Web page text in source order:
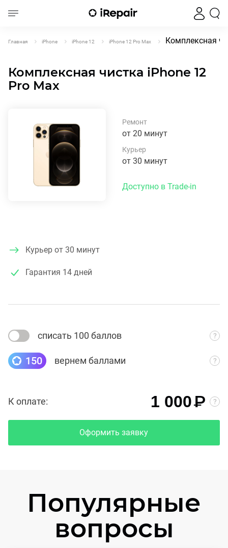
Главная iPhone iPhone 12 iPhone 12 Pro Max Комплексная
Комплексная чистка iPhone 12
Pro Max
Ремонт
от 20 минут
Курьер
от 30 минут
Доступно в Trade-in
Курьер от 30 минут
Гарантия 14 дней
списать 100 баллов
150 вернем баллами
К оплате: 1 000₽
Оформить заявку
Популярные
вопросы